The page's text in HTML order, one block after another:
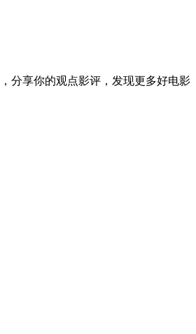
分享你的观点影评，发现更多好电影